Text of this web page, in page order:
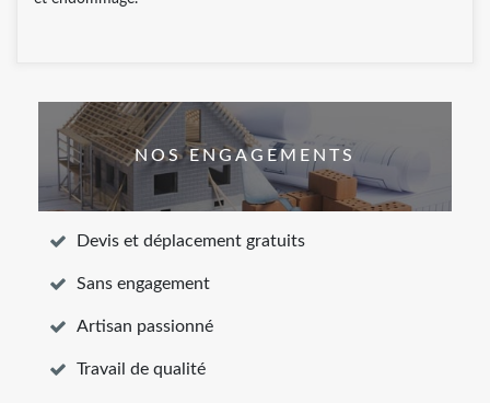
NOS ENGAGEMENTS
Devis et déplacement gratuits
Sans engagement
Artisan passionné
Travail de qualité